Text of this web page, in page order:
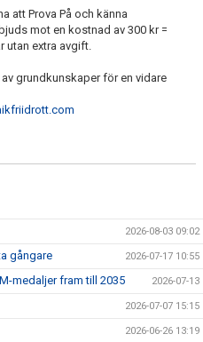
att Prova På och känna
mot en kostnad av 300 kr =
utan extra avgift.
grundkunskaper för en vidare
2026-08-03 09:02
gångare 2026-07-17 10:55
medaljer fram till 2035 2026-07-13
2026-07-07 15:15
2026-06-26 13:19